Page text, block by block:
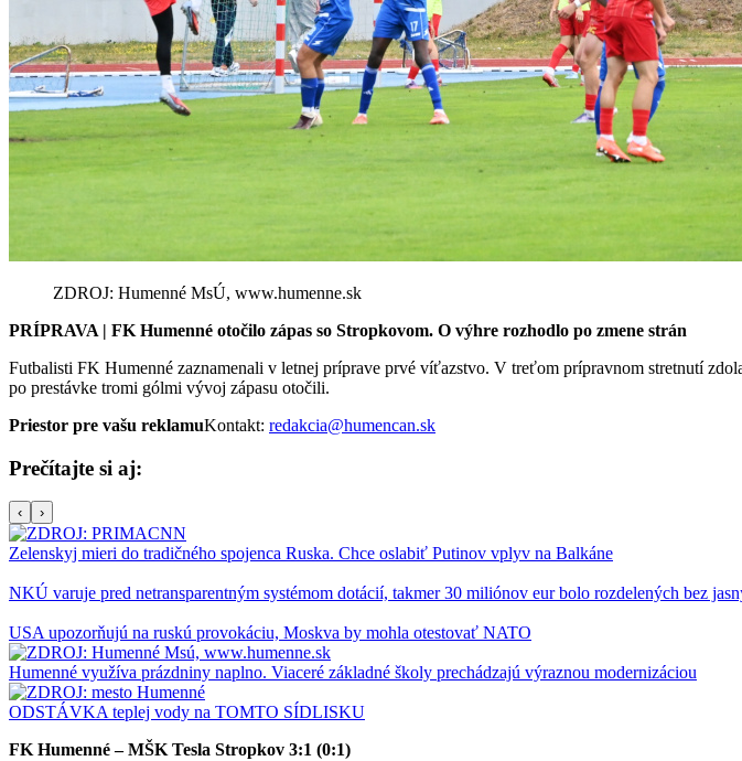
ZDROJ: Humenné MsÚ, www.humenne.sk
PRÍPRAVA | FK Humenné otočilo zápas so Stropkovom. O výhre rozhodlo po zmene strán
Futbalisti FK Humenné zaznamenali v letnej príprave prvé víťazstvo. V treťom prípravnom stretnutí
po prestávke tromi gólmi vývoj zápasu otočili.
Priestor pre vašu reklamuKontakt: redakcia@humencan.sk
Prečítajte si aj:
‹ ›
Zelenskyj mieri do tradičného spojenca Ruska. Chce oslabiť Putinov vplyv na Balkáne
NKÚ varuje pred netransparentným systémom dotácií, takmer 30 miliónov eur bolo rozdelených bez
USA upozorňujú na ruskú provokáciu, Moskva by mohla otestovať NATO
Humenné využíva prázdniny naplno. Viaceré základné školy prechádzajú výraznou modernizáciou
ODSTÁVKA teplej vody na TOMTO SÍDLISKU
FK Humenné – MŠK Tesla Stropkov 3:1 (0:1)